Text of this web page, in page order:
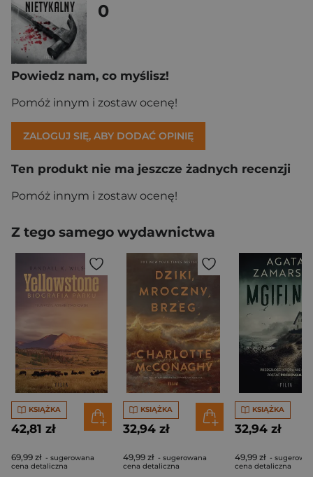
0
Powiedz nam, co myślisz!
Pomóż innym i zostaw ocenę!
ZALOGUJ SIĘ, ABY DODAĆ OPINIĘ
Ten produkt nie ma jeszcze żadnych recenzji
Pomóż innym i zostaw ocenę!
Z tego samego wydawnictwa
KSIĄŻKA
42,81 zł
69,99 zł - sugerowana
cena detaliczna
KSIĄŻKA
32,94 zł
49,99 zł - sugerowana
cena detaliczna
KSIĄŻKA
32,94 zł
49,99 zł -
cena detaliczna